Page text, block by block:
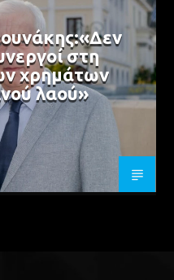
στη
χρημάτων
λαού»